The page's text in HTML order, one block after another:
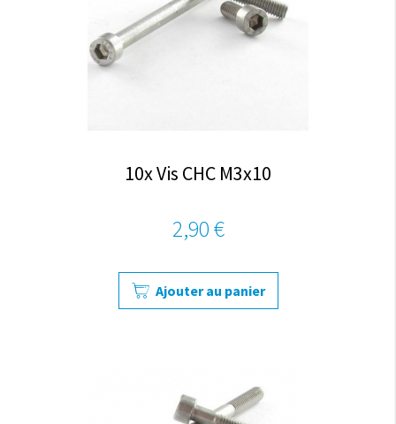
10x Vis CHC M3x10
2,90 €
Ajouter au panier